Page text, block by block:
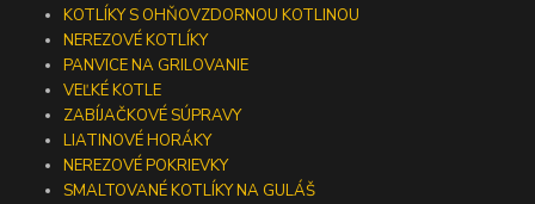
KOTLÍKY S OHŇOVZDORNOU KOTLINOU
NEREZOVÉ KOTLÍKY
PANVICE NA GRILOVANIE
VEĽKÉ KOTLE
ZABÍJAČKOVÉ SÚPRAVY
LIATINOVÉ HORÁKY
NEREZOVÉ POKRIEVKY
SMALTOVANÉ KOTLÍKY NA GULÁŠ